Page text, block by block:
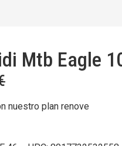
Mtb Eagle
nuestro plan renove